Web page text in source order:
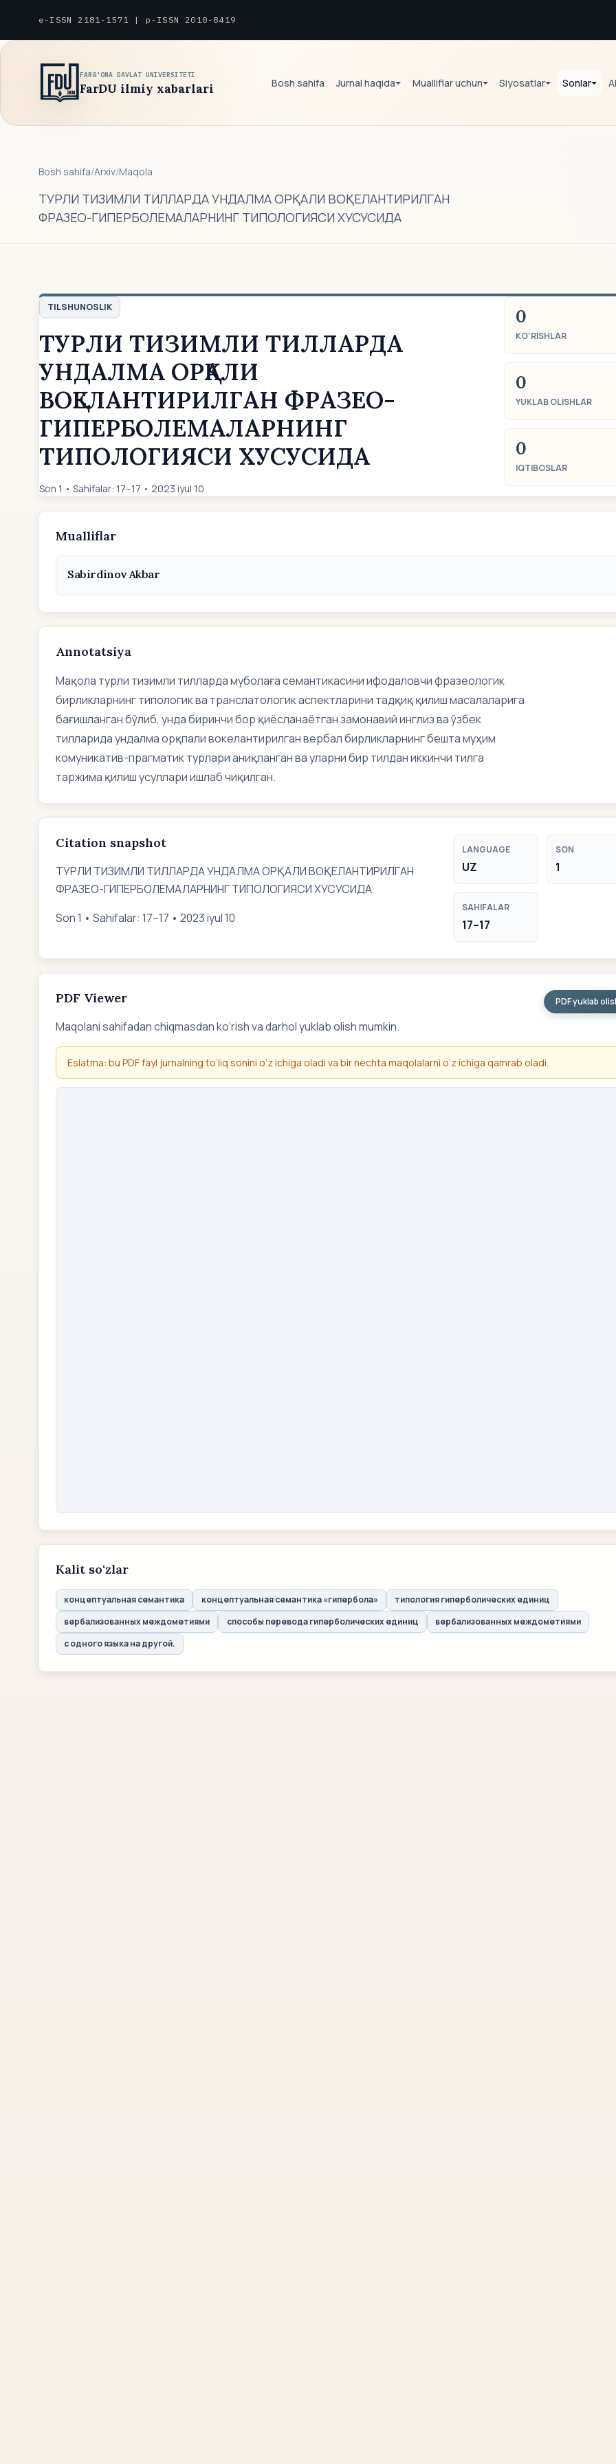
e-ISSN 2181-1571 | p-ISSN 2010-8419
FARG'ONA DAVLAT UNIVERSITETI
FarDU ilmiy xabarlari Bosh sahifa Jurnal haqida Mualliflar uchun Siyosatlar Sonlar
Bosh sahifa/Arxiv/Maqola
ТУРЛИ ТИЗИМЛИ ТИЛЛАРДА УНДАЛМА ОРҚАЛИ ВОҚЕЛАНТИРИЛГАН
ФРАЗЕО-ГИПЕРБОЛЕМАЛАРНИНГ ТИПОЛОГИЯСИ ХУСУСИДА
TILSHUNOSLIK
ТУРЛИ ТИЗИМЛИ ТИЛЛАРДА
УНДАЛМА ОРҚАЛИ
ВОҚЕЛАНТИРИЛГАН ФРАЗЕО-
ГИПЕРБОЛЕМАЛАРНИНГ
ТИПОЛОГИЯСИ ХУСУСИДА
Son 1 • Sahifalar: 17–17 • 2023 iyul 10
0
KO‘RISHLAR
0
YUKLAB OLISHLAR
0
IQTIBOSLAR
Mualliflar
Sabirdinov Akbar
Annotatsiya
Мақола турли тизимли тилларда муболаға семантикасини ифодаловчи фразеологик
бирликларнинг типологик ва транслатологик аспектларини тадқиқ қилиш масалаларига
бағишланган бўлиб, унда биринчи бор қиёсланаётган замонавий инглиз ва ўзбек
тилларида ундалма орқпали вокелантирилган вербал бирликларнинг бешта муҳим
комуникатив-прагматик турлари аниқланган ва уларни бир тилдан иккинчи тилга
таржима қилиш усуллари ишлаб чиқилган.
Citation snapshot
ТУРЛИ ТИЗИМЛИ ТИЛЛАРДА УНДАЛМА ОРҚАЛИ ВОҚЕЛАНТИРИЛГАН
ФРАЗЕО-ГИПЕРБОЛЕМАЛАРНИНГ ТИПОЛОГИЯСИ ХУСУСИДА
Son 1 • Sahifalar: 17–17 • 2023 iyul 10
LANGUAGE
UZ
SON
1
SAHIFALAR
17–17
PDF Viewer
Maqolani sahifadan chiqmasdan ko‘rish va darhol yuklab olish mumkin.
PDF yuklab
Eslatma: bu PDF fayl jurnalning to‘liq sonini o‘z ichiga oladi va bir nechta maqolalarni o‘z ichiga qamrab oladi.
Kalit so‘zlar
концептуальная семантика концептуальная семантика «гипербола»
типология гиперболических единиц
вербализованных междометиями
способы перевода гиперболических единиц
вербализованных междометиями
с одного языка на другой.